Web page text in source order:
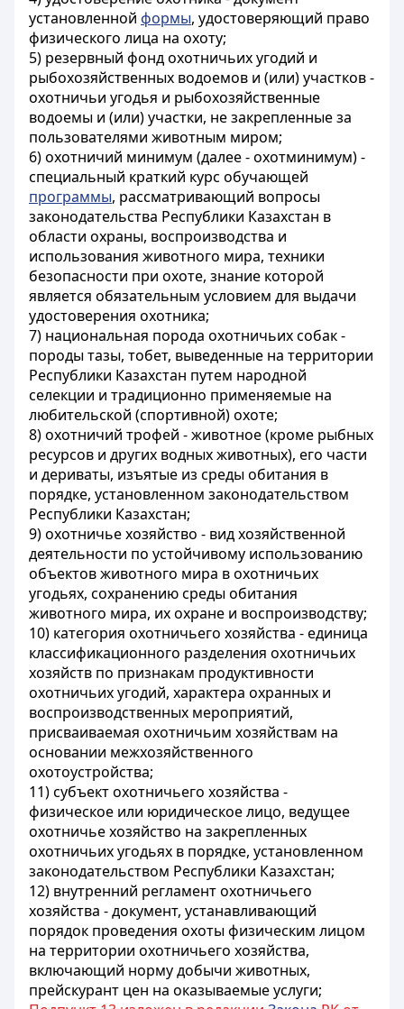
установленной формы, удостоверяющий право
физического лица на охоту;
5) резервный фонд охотничьих угодий и
рыбохозяйственных водоемов и (или) участков -
охотничьи угодья и рыбохозяйственные
водоемы и (или) участки, не закрепленные за
пользователями животным миром;
6) охотничий минимум (далее - охотминимум) -
специальный краткий курс обучающей
программы, рассматривающий вопросы
законодательства Республики Казахстан в
области охраны, воспроизводства и
использования животного мира, техники
безопасности при охоте, знание которой
является обязательным условием для выдачи
удостоверения охотника;
7) национальная порода охотничьих собак -
породы тазы, тобет, выведенные на территории
Республики Казахстан путем народной
селекции и традиционно применяемые на
любительской (спортивной) охоте;
8) охотничий трофей - животное (кроме рыбных
ресурсов и других водных животных), его части
и дериваты, изъятые из среды обитания в
порядке, установленном законодательством
Республики Казахстан;
9) охотничье хозяйство - вид хозяйственной
деятельности по устойчивому использованию
объектов животного мира в охотничьих
угодьях, сохранению среды обитания
животного мира, их охране и воспроизводству;
10) категория охотничьего хозяйства - единица
классификационного разделения охотничьих
хозяйств по признакам продуктивности
охотничьих угодий, характера охранных и
воспроизводственных мероприятий,
присваиваемая охотничьим хозяйствам на
основании межхозяйственного
охотоустройства;
11) субъект охотничьего хозяйства -
физическое или юридическое лицо, ведущее
охотничье хозяйство на закрепленных
охотничьих угодьях в порядке, установленном
законодательством Республики Казахстан;
12) внутренний регламент охотничьего
хозяйства - документ, устанавливающий
порядок проведения охоты физическим лицом
на территории охотничьего хозяйства,
включающий норму добычи животных,
прейскурант цен на оказываемые услуги;